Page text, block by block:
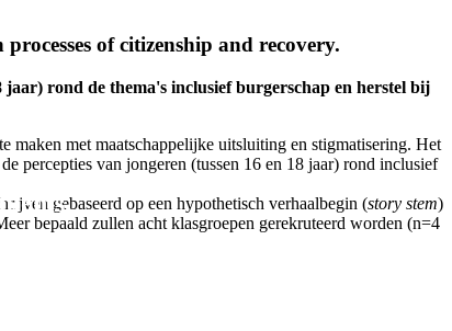
of citizenship and recovery.
rond de thema's inclusief burgerschap en herstel bij
maken met maatschappelijke uitsluiting en stigmatisering. Het
percepties van jongeren (tussen 16 en 18 jaar) rond inclusief
gebaseerd op een hypothetisch verhaalbegin (story stem)
bepaald zullen acht klasgroepen gerekruteerd worden (n=4